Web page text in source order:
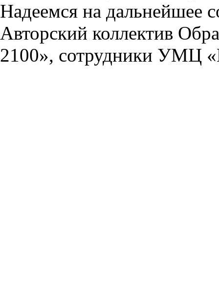
Надеемся на дальнейшее
Авторский коллектив
2100», сотрудники УМЦ